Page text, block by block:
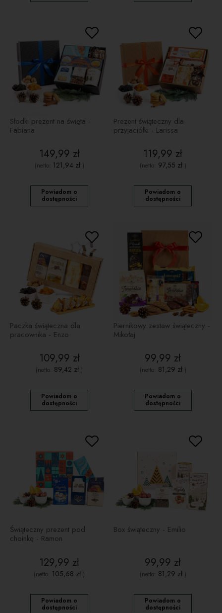
Słodki prezent na święta -
Fabiana
149,99 zł
(netto: 121,94 zł)
Powiadom o
dostępności
Prezent świąteczny dla
przyjaciółki - Larissa
119,99 zł
(netto: 97,55 zł)
Powiadom o
dostępności
Paczka świąteczna dla
pracownika - Enzo
109,99 zł
(netto: 89,42 zł )
Powiadom o
dostępności
Piernikowy zestaw świąteczny -
Mikołaj
99,99 zł
(netto: 81,29 zł)
Powiadom o
dostępności
Świąteczny prezent pod
choinkę - Ramon
129,99 zł
(netto: 105,68 zł )
Powiadom o
dostępności
Box świąteczny - Emilio
99,99 zł
(netto: 81,29 zł)
Powiadom o
dostępności